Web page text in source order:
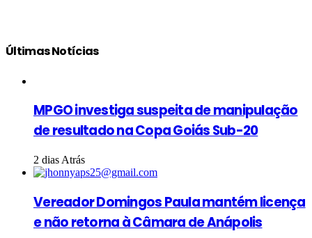
Últimas Notícias
MPGO investiga suspeita de manipulação
de resultado na Copa Goiás Sub-20
2 dias Atrás
Vereador Domingos Paula mantém licença
e não retorna à Câmara de Anápolis